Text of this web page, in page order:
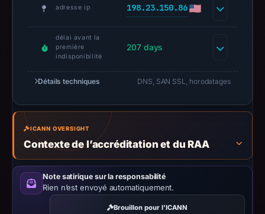
36352),
198.23.150.86,
apparent
target
Infrastructure
details
may
have
changed
adresse ip 198.23.150.86
délai avant la
première
indisponibilité
207 days
Détails techniques DNS, SAN SSL, horodatages
ICANN OVERSIGHT
Contexte de l’accréditation et du RAA
Note satirique sur la responsabilité
Rien n’est envoyé automatiquement.
Brouillon pour l’ICANN